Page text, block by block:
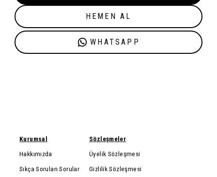
HEMEN AL
WHATSAPP
Kurumsal
Hakkımızda
Sıkça Sorulan Sorular
Sözleşmeler
Üyelik Sözleşmesi
Gizlilik Sözleşmesi